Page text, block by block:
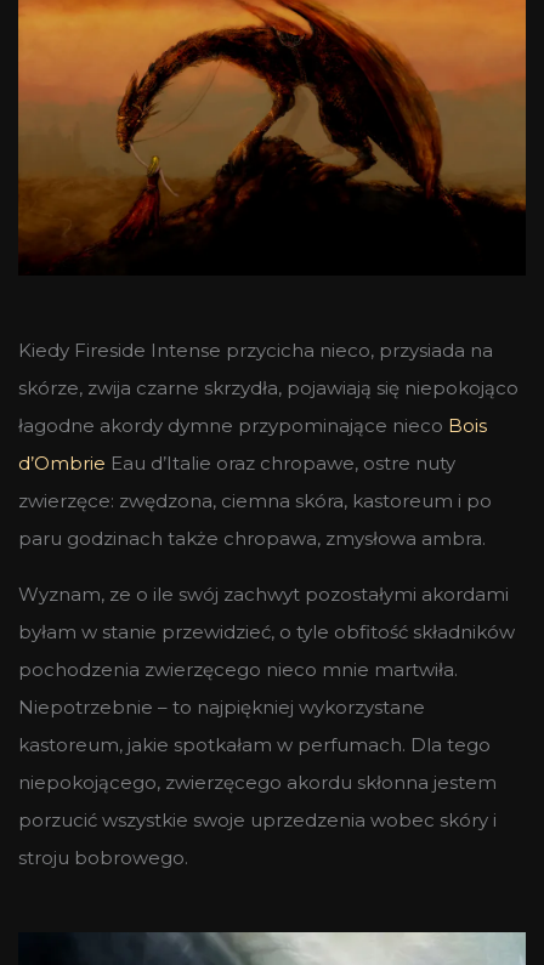
Kiedy Fireside Intense przycicha nieco, przysiada na
skórze, zwija czarne skrzydła, pojawiają się niepokojąco
łagodne akordy dymne przypominające nieco Bois
d’Ombrie Eau d’Italie oraz chropawe, ostre nuty
zwierzęce: zwędzona, ciemna skóra, kastoreum i po
paru godzinach także chropawa, zmysłowa ambra.
Wyznam, ze o ile swój zachwyt pozostałymi akordami
byłam w stanie przewidzieć, o tyle obfitość składników
pochodzenia zwierzęcego nieco mnie martwiła.
Niepotrzebnie – to najpiękniej wykorzystane
kastoreum, jakie spotkałam w perfumach. Dla tego
niepokojącego, zwierzęcego akordu skłonna jestem
porzucić wszystkie swoje uprzedzenia wobec skóry i
stroju bobrowego.